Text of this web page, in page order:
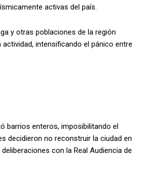
activas del país.
y otras poblaciones de la región
intensificando el pánico entre
barrios enteros, imposibilitando el
decidieron no reconstruir la ciudad en
con la Real Audiencia de